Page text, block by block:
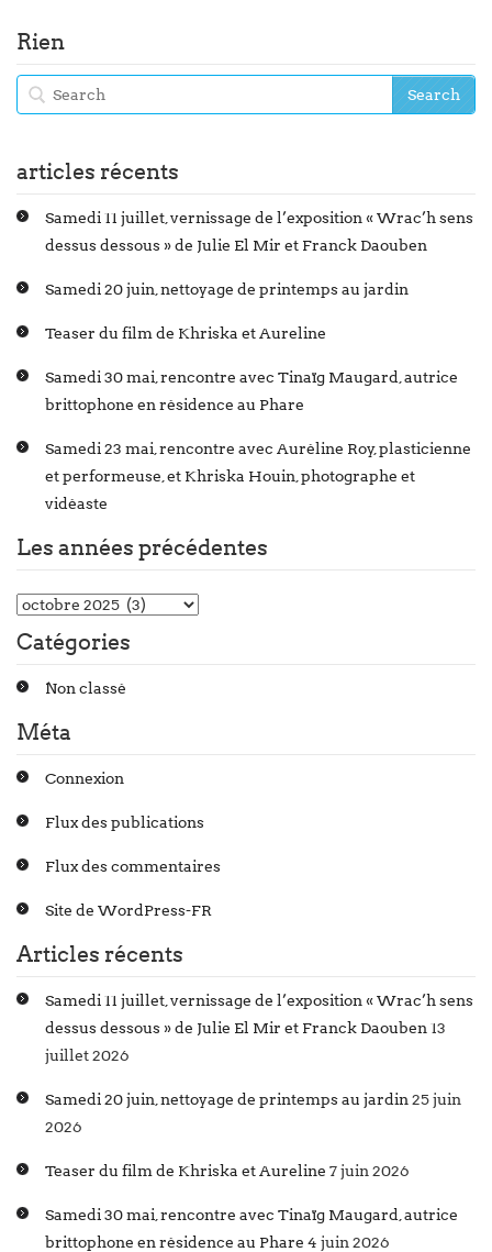
Rien
articles récents
Samedi 11 juillet, vernissage de l’exposition « Wrac’h sens
dessus dessous » de Julie El Mir et Franck Daouben
Samedi 20 juin, nettoyage de printemps au jardin
Teaser du film de Khriska et Aureline
Samedi 30 mai, rencontre avec Tinaïg Maugard, autrice
brittophone en résidence au Phare
Samedi 23 mai, rencontre avec Auréline Roy, plasticienne
et performeuse, et Khriska Houin, photographe et
vidéaste
Les années précédentes
Catégories
Non classé
Méta
Connexion
Flux des publications
Flux des commentaires
Site de WordPress-FR
Articles récents
Samedi 11 juillet, vernissage de l’exposition « Wrac’h sens
dessus dessous » de Julie El Mir et Franck Daouben 13
juillet 2026
Samedi 20 juin, nettoyage de printemps au jardin 25 juin
2026
Teaser du film de Khriska et Aureline 7 juin 2026
Samedi 30 mai, rencontre avec Tinaïg Maugard, autrice
brittophone en résidence au Phare 4 juin 2026